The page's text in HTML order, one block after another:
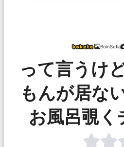
BoinSetia
って言うけ
もんが居な
お風呂覗く